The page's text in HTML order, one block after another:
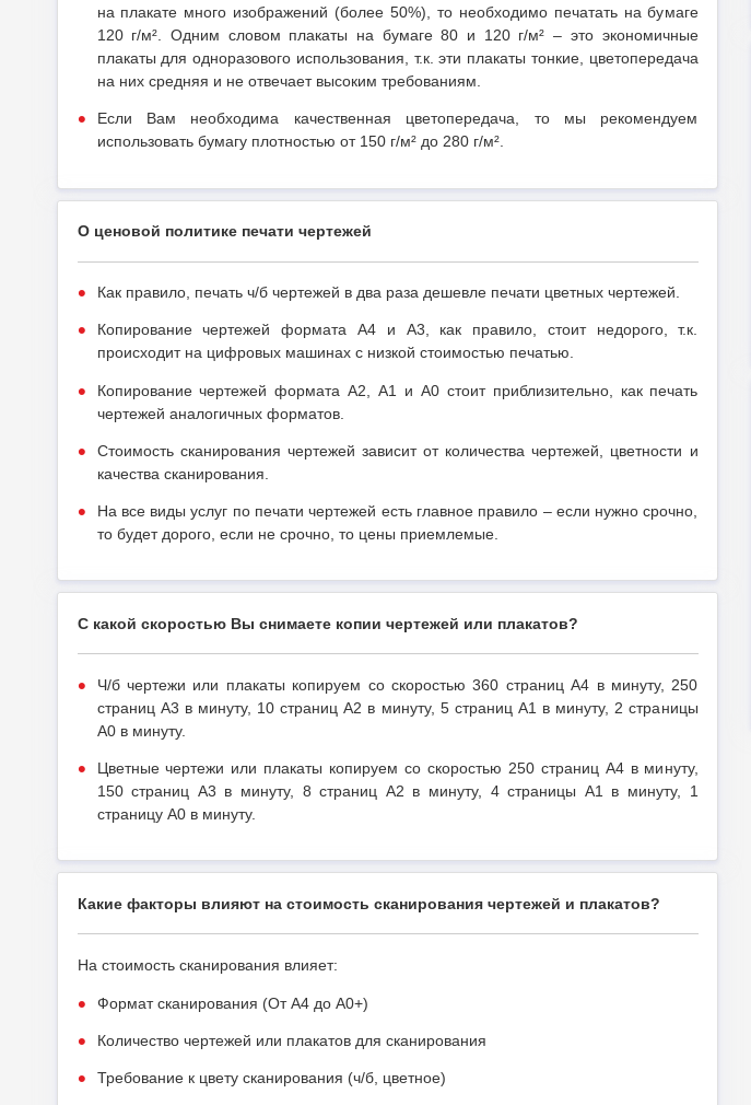
на плакате много изображений (более 50%), то необходимо печатать на бумаге
120 г/м². Одним словом плакаты на бумаге 80 и 120 г/м² – это экономичные
плакаты для одноразового использования, т.к. эти плакаты тонкие, цветопередача
на них средняя и не отвечает высоким требованиям.
Если Вам необходима качественная цветопередача, то мы рекомендуем
использовать бумагу плотностью от 150 г/м² до 280 г/м².
О ценовой политике печати чертежей
Как правило, печать ч/б чертежей в два раза дешевле печати цветных чертежей.
Копирование чертежей формата А4 и А3, как правило, стоит недорого, т.к.
происходит на цифровых машинах с низкой стоимостью печатью.
Копирование чертежей формата А2, А1 и А0 стоит приблизительно, как печать
чертежей аналогичных форматов.
Стоимость сканирования чертежей зависит от количества чертежей, цветности и
качества сканирования.
На все виды услуг по печати чертежей есть главное правило – если нужно срочно,
то будет дорого, если не срочно, то цены приемлемые.
С какой скоростью Вы снимаете копии чертежей или плакатов?
Ч/б чертежи или плакаты копируем со скоростью 360 страниц А4 в минуту, 250
страниц А3 в минуту, 10 страниц А2 в минуту, 5 страниц А1 в минуту, 2 страницы
А0 в минуту.
Цветные чертежи или плакаты копируем со скоростью 250 страниц А4 в минуту,
150 страниц А3 в минуту, 8 страниц А2 в минуту, 4 страницы А1 в минуту, 1
страницу А0 в минуту.
Какие факторы влияют на стоимость сканирования чертежей и плакатов?
На стоимость сканирования влияет:
Формат сканирования (От А4 до А0+)
Количество чертежей или плакатов для сканирования
Требование к цвету сканирования (ч/б, цветное)